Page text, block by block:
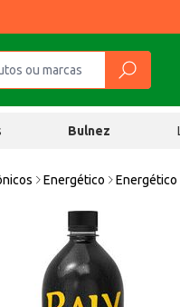
Bulnez
Energético Energético